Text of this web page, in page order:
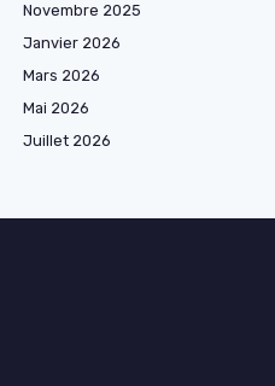
Novembre 2025
Janvier 2026
Mars 2026
Mai 2026
Juillet 2026